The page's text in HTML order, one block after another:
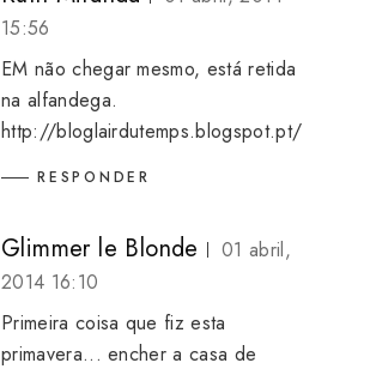
15:56
EM não chegar mesmo, está retida
na alfandega.
http://bloglairdutemps.blogspot.pt/
RESPONDER
Glimmer le Blonde
01 abril,
2014 16:10
Primeira coisa que fiz esta
primavera... encher a casa de